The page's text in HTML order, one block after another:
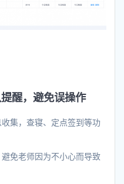
醒，避免误操作
集，查寝、定点签到等功
免老师因为不小心而导致